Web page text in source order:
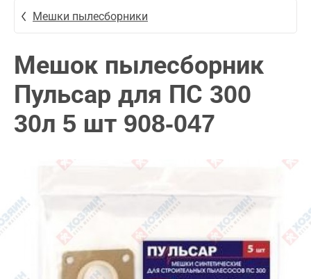
Мешки пылесборники
Мешок пылесборник
Пульсар для ПС 300
30л 5 шт 908-047